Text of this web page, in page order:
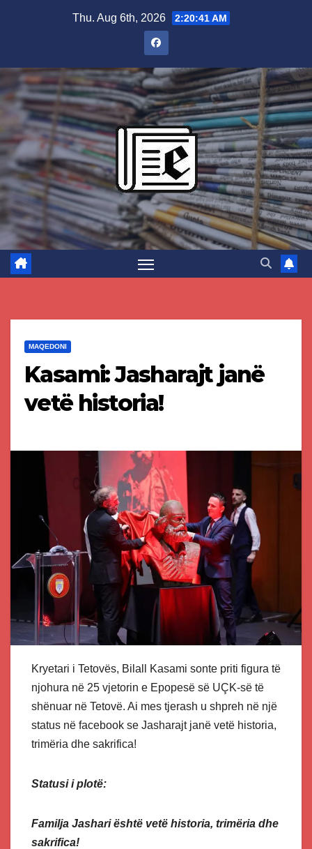
Thu. Aug 6th, 2026 2:20:42 AM
MAQEDONI
Kasami: Jasharajt janë
vetë historia!
Kryetari i Tetovës, Bilall Kasami sonte priti figura të
njohura në 25 vjetorin e Epopesë së UÇK-së të
shënuar në Tetovë. Ai mes tjerash u shpreh në një
status në facebook se Jasharajt janë vetë historia,
trimëria dhe sakrifica!
Statusi i plotë:
Familja Jashari është vetë historia, trimëria dhe
sakrifica!